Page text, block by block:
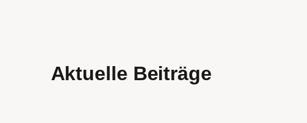
Aktuelle Beiträge